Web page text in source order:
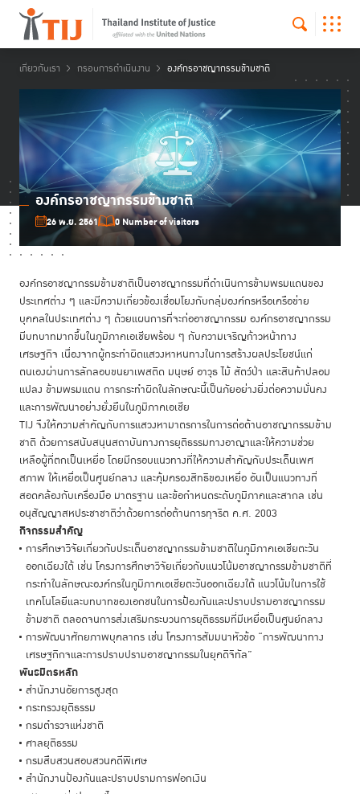
เกี่ยวกับเรา กรอบการดำเนินงาน องค์กรอาชญากรรมข้ามชาติ
องค์กรอาชญากรรมข้ามชาติ
26 พ.ย. 2561 0 Number of visitors
องค์กรอาชญากรรมข้ามชาติเป็นอาชญากรรมที่ดำเนินการข้ามพรมแดนของ
ประเทศต่าง ๆ และมีความเกี่ยวข้องเชื่อมโยงกับกลุ่มองค์กรหรือเครือข่าย
บุคคลในประเทศต่าง ๆ ด้วยแผนการที่จะก่ออาชญากรรม องค์กรอาชญากรรม
มีบทบาทมากขึ้นในภูมิภาคเอเชียพร้อม ๆ กับความเจริญก้าวหน้าทาง
เศรษฐกิจ เนื่องจากผู้กระทำผิดแสวงหาหนทางในการสร้างผลประโยชน์แก่
ตนเองผ่านการลักลอบขนยาเพสติด มนุษย์ อาวุธ ไม้ สัตว์ป่า และสินค้าปลอม
แปลง ข้ามพรมแดน การกระทำผิดในลักษณะนี้เป็นภัยอย่างยิ่งต่อความมั่นคง
และการพัฒนาอย่างยั่งยืนในภูมิภาคเอเชีย
TIJ จึงให้ความสำคัญกับการแสวงหามาตรการในการต่อต้านอาชญากรรมข้าม
ชาติ ด้วยการสนับสนุนสถาบันทางการยุติธรรมทางอาญาและให้ความช่วย
เหลือผู้ที่ตกเป็นเหยื่อ โดยมีกรอบแนวทางที่ให้ความสำคัญกับประเด็นเพศ
สภาพ ให้เหยื่อเป็นศูนย์กลาง และคุ้มครองสิทธิของเหยื่อ อันเป็นแนวทางที่
สอดคล้องกับเครื่องมือ มาตรฐาน และข้อกำหนดระดับภูมิภาคและสากล เช่น
อนุสัญญาสหประชาชาติว่าด้วยการต่อต้านการทุจริต ค.ศ. 2003
กิจกรรมสำคัญ
การศึกษาวิจัยเกี่ยวกับประเด็นอาชญากรรมข้ามชาติในภูมิภาคเอเชียตะวัน
ออกเฉียงใต้ เช่น โครงการศึกษาวิจัยเกี่ยวกับแนวโน้มอาชญากรรมข้ามชาติที่
กระทำในลักษณะองค์กรในภูมิภาคเอเชียตะวันออกเฉียงใต้ แนวโน้มในการใช้
เทคโนโลยีและบทบาทของเอกชนในการป้องกันและปราบปรามอาชญากรรม
ข้ามชาติ ตลอดจนการส่งเสริมกระบวนการยุติธรรมที่มีเหยื่อเป็นศูนย์กลาง
การพัฒนาศักยภาพบุคลากร เช่น โครงการสัมมนาหัวข้อ “การพัฒนาทาง
เศรษฐกิกจและการปราบปรามอาชญากรรมในยุคดิจิทัล”
พันธมิตรหลัก
สำนักงานอัยการสูงสุด
กระทรวงยุติธรรม
กรมตำรวจแห่งชาติ
ศาลยุติธรรม
กรมสืบสวนสอบสวนคดีพิเศษ
สำนักงานป้องกันและปราบปรามการฟอกเงิน